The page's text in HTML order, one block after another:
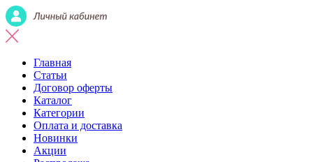
Главная
Статьи
Договор оферты
Каталог
Категории
Оплата и доставка
Новинки
Акции